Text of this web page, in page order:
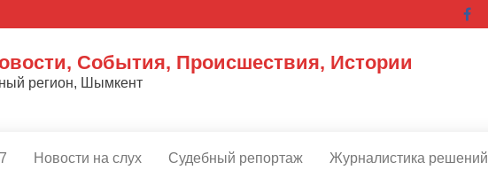
События, Происшествия, Истории
регион, Шымкент
Новости на слух Судебный репортаж Журналистика решений